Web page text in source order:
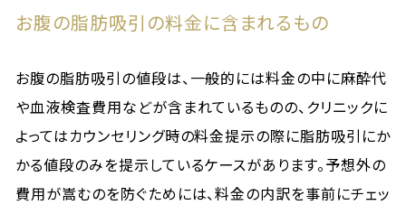
お腹の脂肪吸引の料金に含まれるもの
お腹の脂肪吸引の値段は、一般的には料金の中に麻酔代
や血液検査費用などが含まれているものの、クリニックに
よってはカウンセリング時の料金提示の際に脂肪吸引にか
かる値段のみを提示しているケースがあります。予想外の
費用が嵩むのを防ぐためには、料金の内訳を事前にチェッ